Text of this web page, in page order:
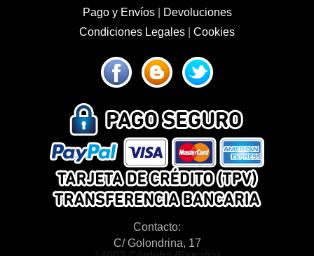
Pago y Envíos|
Devoluciones
Condiciones Legales
Cookies
Contacto:
C/ Golondrina, 17